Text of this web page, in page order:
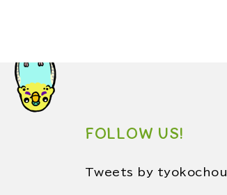
FOLLOW US!
Tweets by tyokochou